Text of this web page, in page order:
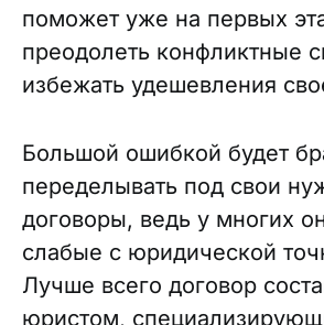
поможет уже на первых
преодолеть конфликтные
избежать удешевления
Большой ошибкой будет
переделывать под свои
договоры, ведь у многих
слабые с юридической
Лучше всего договор
юристом,